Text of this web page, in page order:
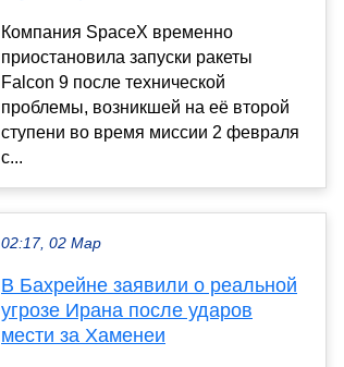
Компания SpaceX временно
приостановила запуски ракеты
Falcon 9 после технической
проблемы, возникшей на её второй
ступени во время миссии 2 февраля
с...
02:17, 02 Мар
В Бахрейне заявили о реальной
угрозе Ирана после ударов
мести за Хаменеи